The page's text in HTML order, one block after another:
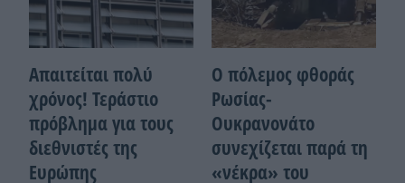
Απαιτείται πολύ
χρόνος! Τεράστιο
πρόβλημα για τους
διεθνιστές της
Ευρώπης
Ο πόλεμος φθοράς
Ρωσίας-
Ουκρανονάτο
συνεχίζεται παρά τη
«νέκρα» του